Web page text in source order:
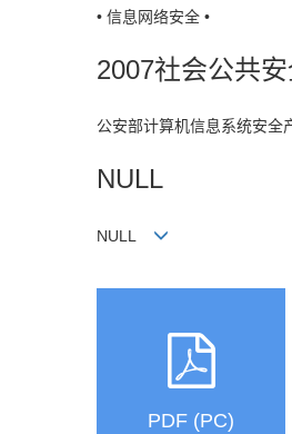
• 信息网络安全 •
2007社会公共
公安部计算机信息系统安
NULL
NULL
PDF (PC)